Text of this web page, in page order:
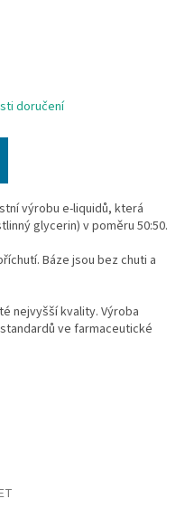
doručení
výrobu e-liquidů, která
glycerin) v poměru 50:50.
Báze jsou bez chuti a
nejvyšší kvality. Výroba
ve farmaceutické